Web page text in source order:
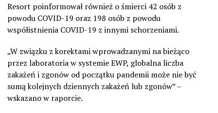
Resort poinformował również o śmierci 42 osób z
powodu COVID-19 oraz 198 osób z powodu
współistnienia COVID-19 z innymi schorzeniami.
„W związku z korektami wprowadzanymi na bieżąco
przez laboratoria w systemie EWP, globalna liczba
zakażeń i zgonów od początku pandemii może nie być
sumą kolejnych dziennych zakażeń lub zgonów” –
wskazano w raporcie.